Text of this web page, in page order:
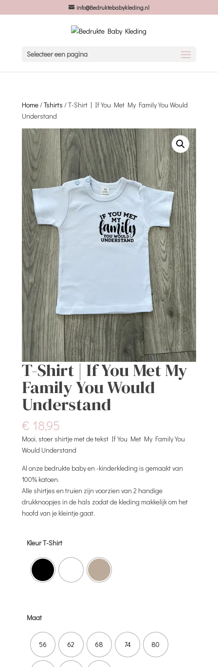
info@Bedruktebabykleding.nl
Selecteer een pagina
Home/Tshirts / T-Shirt | If You Met My Family You Would
Understand
T-Shirt | If You Met My
Family You Would
Understand
€ 18,95
Mooi, stoer shirtje met de tekst If You Met My Family You
Would Understand
Al onze bedrukte baby en -kinderkleding is gemaakt van
100% katoen.
Alle shirtjes en truien zijn voorzien van 2 handige
drukknoopjes in de hals zodat de kleding makkelijk om het
hoofd van je kleintje gaat.
Kleur T-Shirt
Maat
56 62 68 74 80